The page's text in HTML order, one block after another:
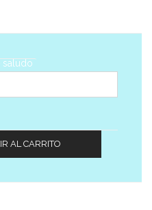
AL CARRITO